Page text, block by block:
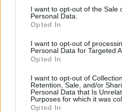
consent section.
I want to opt-out of the Sale
Personal Data.
Opted In
I want to opt-out of
Personal Data for Targeted
Opted In
I want to opt-out of
Retention, Sale, and/or
Personal Data that Is
Purposes for which it was
Opted In